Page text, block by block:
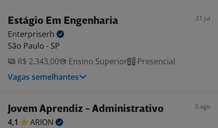
Estágio Em Engenharia 31 jul
Enterpriserh
São Paulo - SP
R$ 2.343,00
Ensino Superior
Presencial
Vagas semelhantes
Jovem Aprendiz - Administrativo 5 ago
4,1
ARION